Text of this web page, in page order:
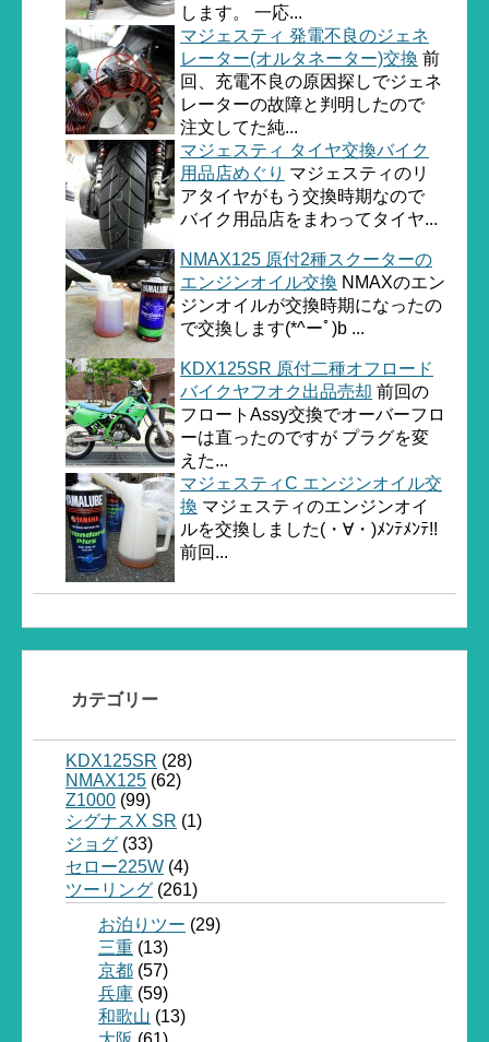
します。 一応...
マジェスティ 発電不良のジェネ
レーター(オルタネーター)交換 前
回、充電不良の原因探しでジェネ
レーターの故障と判明したので
注文してた純...
マジェスティ タイヤ交換バイク
用品店めぐり マジェスティのリ
アタイヤがもう交換時期なので
バイク用品店をまわってタイヤ...
NMAX125 原付2種スクーターの
エンジンオイル交換 NMAXのエン
ジンオイルが交換時期になったの
で交換します(*^ーﾟ)b ...
KDX125SR 原付二種オフロード
バイクヤフオク出品売却 前回の
フロートAssy交換でオーバーフロ
ーは直ったのですが プラグを変
えた...
マジェスティC エンジンオイル交
換 マジェスティのエンジンオイ
ルを交換しました(・∀・)ﾒﾝﾃﾒﾝﾃ!!
前回...
カテゴリー
KDX125SR (28)
NMAX125 (62)
Z1000 (99)
シグナスX SR (1)
ジョグ (33)
セロー225W (4)
ツーリング (261)
お泊りツー (29)
三重 (13)
京都 (57)
兵庫 (59)
和歌山 (13)